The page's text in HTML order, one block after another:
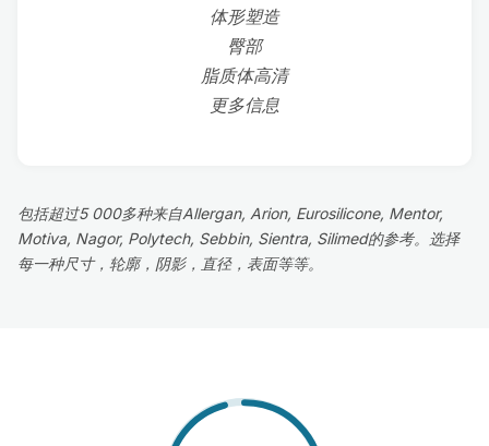
体形塑造
臀部
脂质体高清
更多信息
包括超过5 000多种来自Allergan, Arion, Eurosilicone, Mentor,
Motiva, Nagor, Polytech, Sebbin, Sientra, Silimed的参考。选择
每一种尺寸，轮廓，阴影，直径，表面等等。